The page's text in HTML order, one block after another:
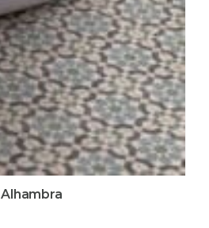
Alhambra